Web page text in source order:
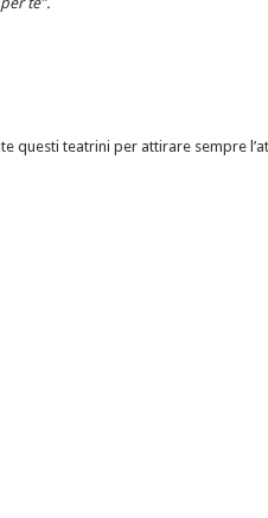
questi teatrini per attirare sempre